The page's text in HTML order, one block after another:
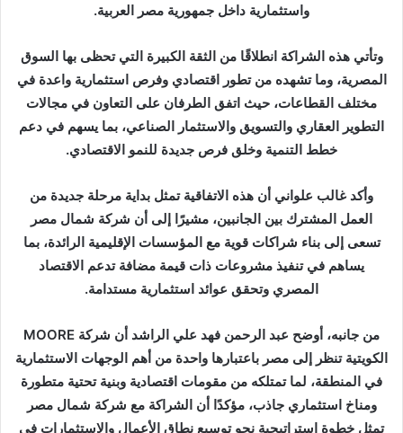
واستثمارية داخل جمهورية مصر العربية.
وتأتي هذه الشراكة انطلاقًا من الثقة الكبيرة التي تحظى بها السوق
المصرية، وما تشهده من تطور اقتصادي وفرص استثمارية واعدة في
مختلف القطاعات، حيث اتفق الطرفان على التعاون في مجالات
التطوير العقاري والتسويق والاستثمار الصناعي، بما يسهم في دعم
خطط التنمية وخلق فرص جديدة للنمو الاقتصادي.
وأكد غالب علواني أن هذه الاتفاقية تمثل بداية مرحلة جديدة من
العمل المشترك بين الجانبين، مشيرًا إلى أن شركة شمال مصر
تسعى إلى بناء شراكات قوية مع المؤسسات الإقليمية الرائدة، بما
يساهم في تنفيذ مشروعات ذات قيمة مضافة تدعم الاقتصاد
المصري وتحقق عوائد استثمارية مستدامة.
من جانبه، أوضح عبد الرحمن فهد علي الراشد أن شركة MOORE
الكويتية تنظر إلى مصر باعتبارها واحدة من أهم الوجهات الاستثمارية
في المنطقة، لما تمتلكه من مقومات اقتصادية وبنية تحتية متطورة
ومناخ استثماري جاذب، مؤكدًا أن الشراكة مع شركة شمال مصر
تمثل خطوة استراتيجية نحو توسيع نطاق الأعمال والاستثمارات في